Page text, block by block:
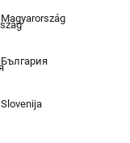
Magyarország
България
Slovenija